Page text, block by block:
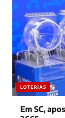
LOTERIAS
Em SC,